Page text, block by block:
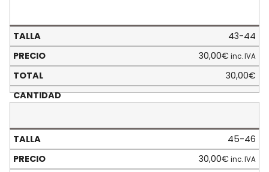
43-44
30,00€ inc. IVA
30,00€
45-46
30,00€inc. IVA